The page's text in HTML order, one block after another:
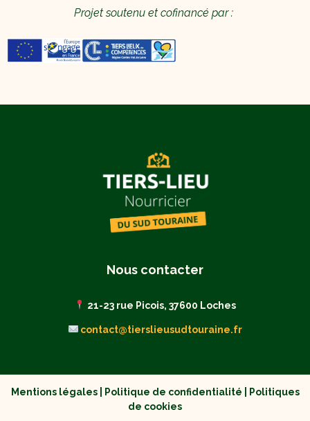
Nous contacter
21-23 rue Picois, 37600 Loches
contact@tierslieusudtouraine.fr
Projet soutenu et cofinancé par :
Mentions légales| Politique de confidentialité
Politiques
de cookies